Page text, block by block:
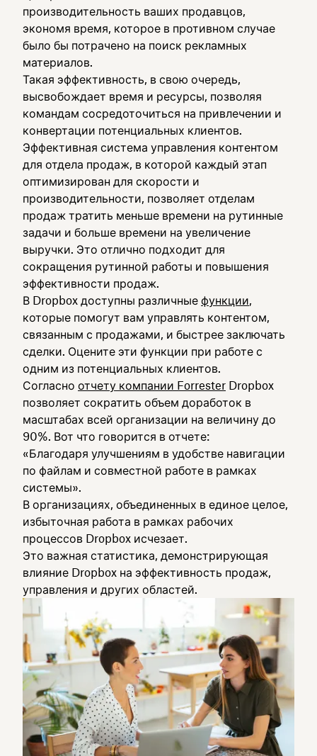
производительность ваших продавцов,
экономя время, которое в противном случае
было бы потрачено на поиск рекламных
материалов.
Такая эффективность, в свою очередь,
высвобождает время и ресурсы, позволяя
командам сосредоточиться на привлечении и
конвертации потенциальных клиентов.
Эффективная система управления контентом
для отдела продаж, в которой каждый этап
оптимизирован для скорости и
производительности, позволяет отделам
продаж тратить меньше времени на рутинные
задачи и больше времени на увеличение
выручки. Это отлично подходит для
сокращения рутинной работы и повышения
эффективности продаж.
В Dropbox доступны различные функции,
которые помогут вам управлять контентом,
связанным с продажами, и быстрее заключать
сделки. Оцените эти функции при работе с
одним из потенциальных клиентов.
Согласно отчету компании Forrester Dropbox
позволяет сократить объем доработок в
масштабах всей организации на величину до
90%. Вот что говорится в отчете:
«Благодаря улучшениям в удобстве навигации
по файлам и совместной работе в рамках
системы».
В организациях, объединенных в единое целое,
избыточная работа в рамках рабочих
процессов Dropbox исчезает.
Это важная статистика, демонстрирующая
влияние Dropbox на эффективность продаж,
управления и других областей.